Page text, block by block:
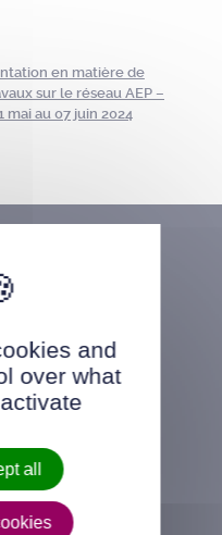
en matière de
sur le réseau AEP –
mai au 07 juin 2024
and
over what
all